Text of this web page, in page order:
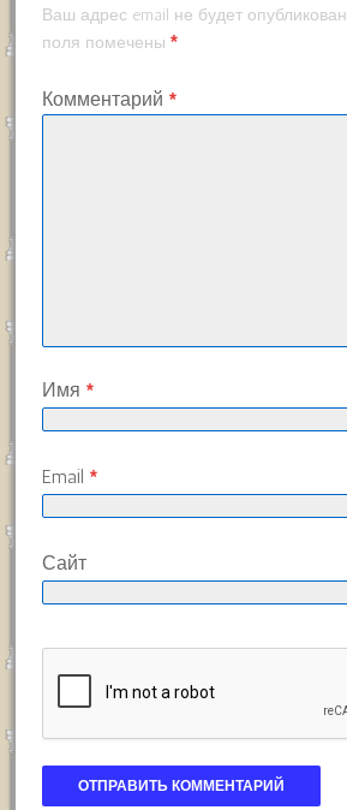
Ваш адрес email не будет опубликован.
поля помечены *
Комментарий *
Имя *
Email *
Сайт